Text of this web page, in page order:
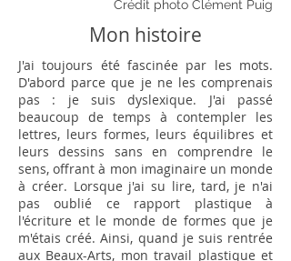
Crédit photo Clément Puig
Mon histoire
J'ai toujours été fascinée par les mots.
D'abord parce que je ne les comprenais
pas : je suis dyslexique. J'ai passé
beaucoup de temps à contempler les
lettres, leurs formes, leurs équilibres et
leurs dessins sans en comprendre le
sens, offrant à mon imaginaire un monde
à créer. Lorsque j'ai su lire, tard, je n'ai
pas oublié ce rapport plastique à
l'écriture et le monde de formes que je
m'étais créé. Ainsi, quand je suis rentrée
aux Beaux-Arts, mon travail plastique et